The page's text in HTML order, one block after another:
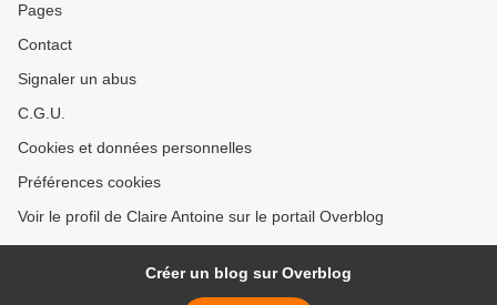
Pages
Contact
Signaler un abus
C.G.U.
Cookies et données personnelles
Préférences cookies
Voir le profil de Claire Antoine sur le portail Overblog
Créer un blog sur Overblog